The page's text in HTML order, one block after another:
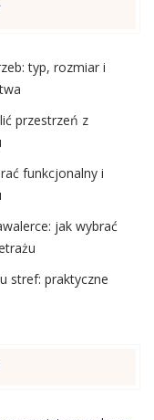
typ, rozmiar i
przestrzeń z
funkcjonalny i
jak wybrać
stref: praktyczne